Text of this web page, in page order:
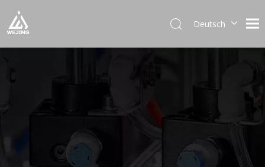
Deutsch
Pусский
Português
Italiano
日本語